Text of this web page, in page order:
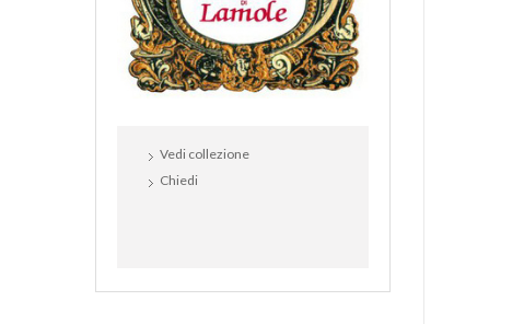
Vedi collezione
Chiedi